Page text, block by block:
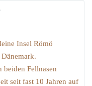
Insel Römö
beiden Fellnasen
seit fast 10 Jahren auf